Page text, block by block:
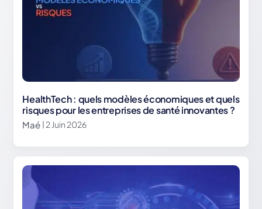
HealthTech : quels modèles économiques et quels
risques pour les entreprises de santé innovantes ?
Maé | 2 Juin 2026